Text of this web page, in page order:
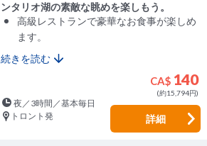
ンタリオ湖の素敵な眺めを楽しもう。
​高級レストランで豪華なお食事が楽しめ
ます。
続きを読む
CA$ 140
(約15,794円)
夜／3時間／基本毎日
トロント発
詳細